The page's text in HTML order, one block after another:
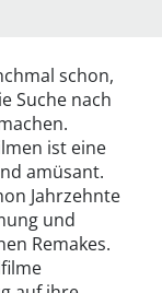
schon,
Suche nach
ist eine
amüsant.
Jahrzehnte
und
Remakes.